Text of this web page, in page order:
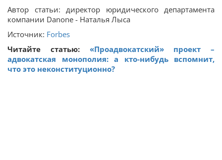
Автор статьи: директор юридического департамента
компании Danone - Наталья Лыса
Источник: Forbes
Читайте статью: «Проадвокатский» проект –
адвокатская монополия: а кто-нибудь вспомнит,
что это неконституционно?